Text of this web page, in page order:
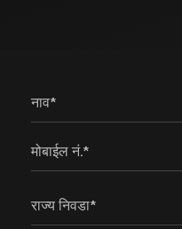
नाव*
मोबाईल नं.*
राज्य निवडा*